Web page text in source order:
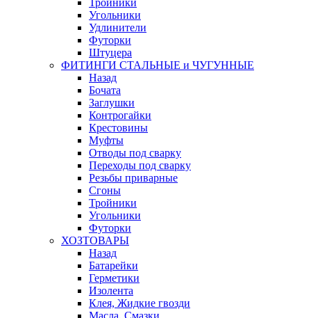
Угольники
Удлинители
Футорки
Штуцера
ФИТИНГИ СТАЛЬНЫЕ и ЧУГУННЫЕ
Назад
Бочата
Заглушки
Контрогайки
Крестовины
Муфты
Отводы под сварку
Переходы под сварку
Резьбы приварные
Сгоны
Тройники
Угольники
Футорки
ХОЗТОВАРЫ
Назад
Батарейки
Герметики
Изолента
Клея, Жидкие гвозди
Масла, Смазки